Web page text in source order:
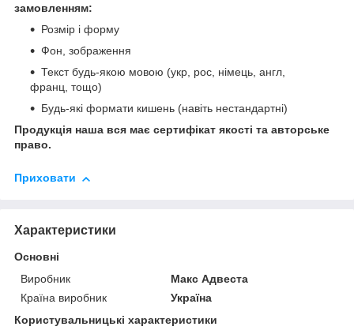
замовленням:
Розмір і форму
Фон, зображення
Текст будь-якою мовою (укр, рос, німець, англ,
франц, тощо)
Будь-які формати кишень (навіть нестандартні)
Продукція наша вся має сертифікат якості та авторське
право.
Приховати
Характеристики
Основні
Виробник
Макс Адвеста
Країна виробник
Україна
Користувальницькі характеристики